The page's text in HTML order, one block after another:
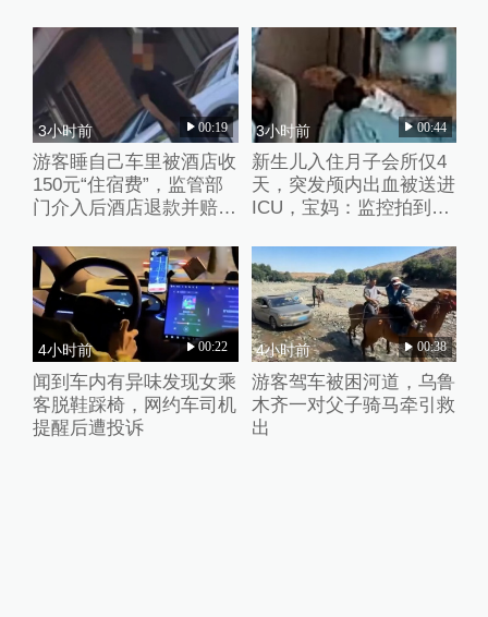
3小时前 00:19
游客睡自己车里被酒店收
150元“住宿费”，监管部
门介入后酒店退款并赔偿
3小时前 00:44
新生儿入住月子会所仅4
天，突发颅内出血被送进
ICU，宝妈：监控拍到护
4小时前 00:22
闻到车内有异味发现女乘
客脱鞋踩椅，网约车司机
提醒后遭投诉
4小时前 00:38
游客驾车被困河道，乌鲁
木齐一对父子骑马牵引救
出